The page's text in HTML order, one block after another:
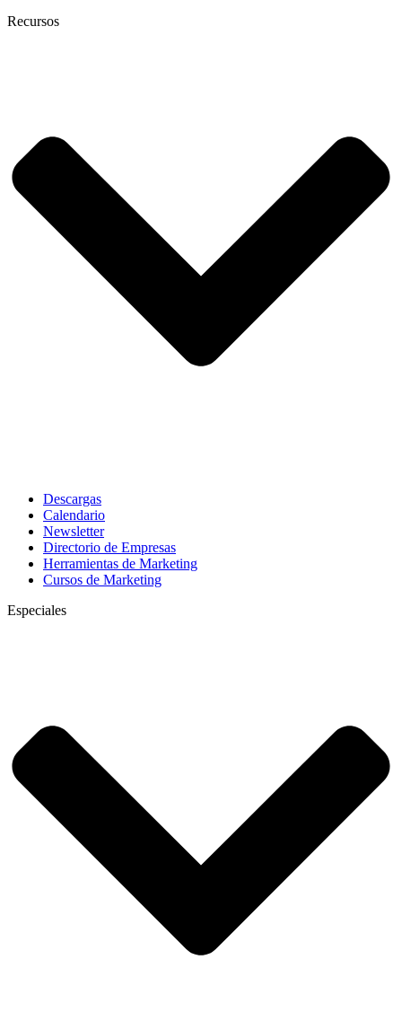
Recursos
Descargas
Calendario
Newsletter
Directorio de Empresas
Herramientas de Marketing
Cursos de Marketing
Especiales